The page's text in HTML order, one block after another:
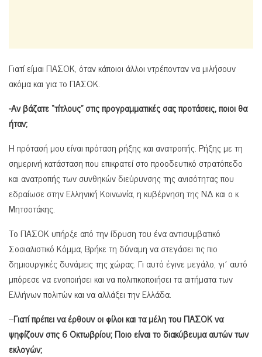
Γιατί είμαι ΠΑΣΟΚ, όταν κάποιοι άλλοι ντρέπονταν να μιλήσουν
ακόμα και για το ΠΑΣΟΚ.
-Αν βάζατε “τίτλους” στις προγραμματικές σας προτάσεις, ποιοι θα
ήταν;
Η πρότασή μου είναι πρόταση ρήξης και ανατροπής. Ρήξης με τη
σημερινή κατάσταση που επικρατεί στο προοδευτικό στρατόπεδο
και ανατροπής των συνθηκών διεύρυνσης της ανισότητας που
εδραίωσε στην Ελληνική Κοινωνία, η κυβέρνηση της ΝΔ και ο κ
Μητσοτάκης.
Το ΠΑΣΟΚ υπήρξε από την ίδρυση του ένα αντισυμβατικό
Σοσιαλιστικό Κόμμα, Βρήκε τη δύναμη να στεγάσει τις πιο
δημιουργικές δυνάμεις της χώρας. Γι αυτό έγινε μεγάλο, γι΄ αυτό
μπόρεσε να ενοποιήσει και να πολιτικοποιήσει τα αιτήματα των
Ελλήνων πολιτών και να αλλάξει την Ελλάδα.
–Γιατί πρέπει να έρθουν οι φίλοι και τα μέλη του ΠΑΣΟΚ να
ψηφίζουν στις 6 Οκτωβρίου; Ποιο είναι το διακύβευμα αυτών των
εκλογών;